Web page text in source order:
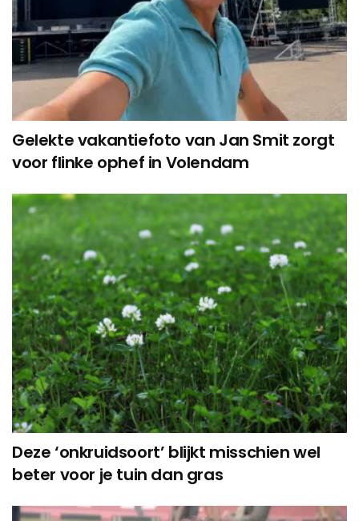
Gelekte vakantiefoto van Jan Smit zorgt
voor flinke ophef in Volendam
Deze ‘onkruidsoort’ blijkt misschien wel
beter voor je tuin dan gras